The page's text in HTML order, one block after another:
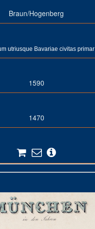
Braun/Hogenberg
utriusque Bavariae civitas primar
1590
1470